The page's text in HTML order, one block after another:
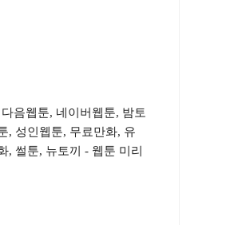
음웹툰, 네이버웹툰, 밤토
, 성인웹툰, 무료만화, 유
, 썰툰, 뉴토끼 - 웹툰 미리